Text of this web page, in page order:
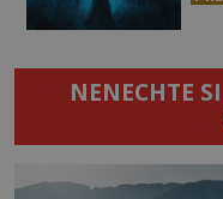
NENECHTE